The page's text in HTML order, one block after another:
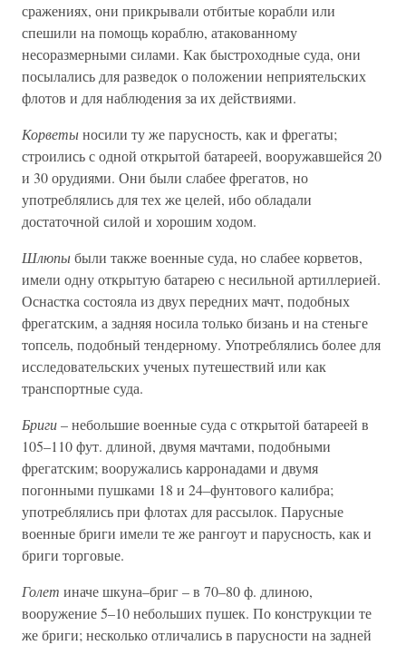
сражениях, они прикрывали отбитые корабли или
спешили на помощь кораблю, атакованному
несоразмерными силами. Как быстроходные суда, они
посылались для разведок о положении неприятельских
флотов и для наблюдения за их действиями.
Корветыносили ту же парусность, как и фрегаты;
строились с одной открытой батареей, вооружавшейся 20
и 30 орудиями. Они были слабее фрегатов, но
употреблялись для тех же целей, ибо обладали
достаточной силой и хорошим ходом.
Шлюпыбыли также военные суда, но слабее корветов,
имели одну открытую батарею с несильной артиллерией.
Оснастка состояла из двух передних мачт, подобных
фрегатским, а задняя носила только бизань и на стеньге
топсель, подобный тендерному. Употреблялись более для
исследовательских ученых путешествий или как
транспортные суда.
Бриги– небольшие военные суда с открытой батареей в
105–110 фут. длиной, двумя мачтами, подобными
фрегатским; вооружались карронадами и двумя
погонными пушками 18 и 24–фунтового калибра;
употреблялись при флотах для рассылок. Парусные
военные бриги имели те же рангоут и парусность, как и
бриги торговые.
Голет иначе шкуна–бриг – в 70–80 ф. длиною,
вооружение 5–10 небольших пушек. По конструкции те
же бриги; несколько отличались в парусности на задней